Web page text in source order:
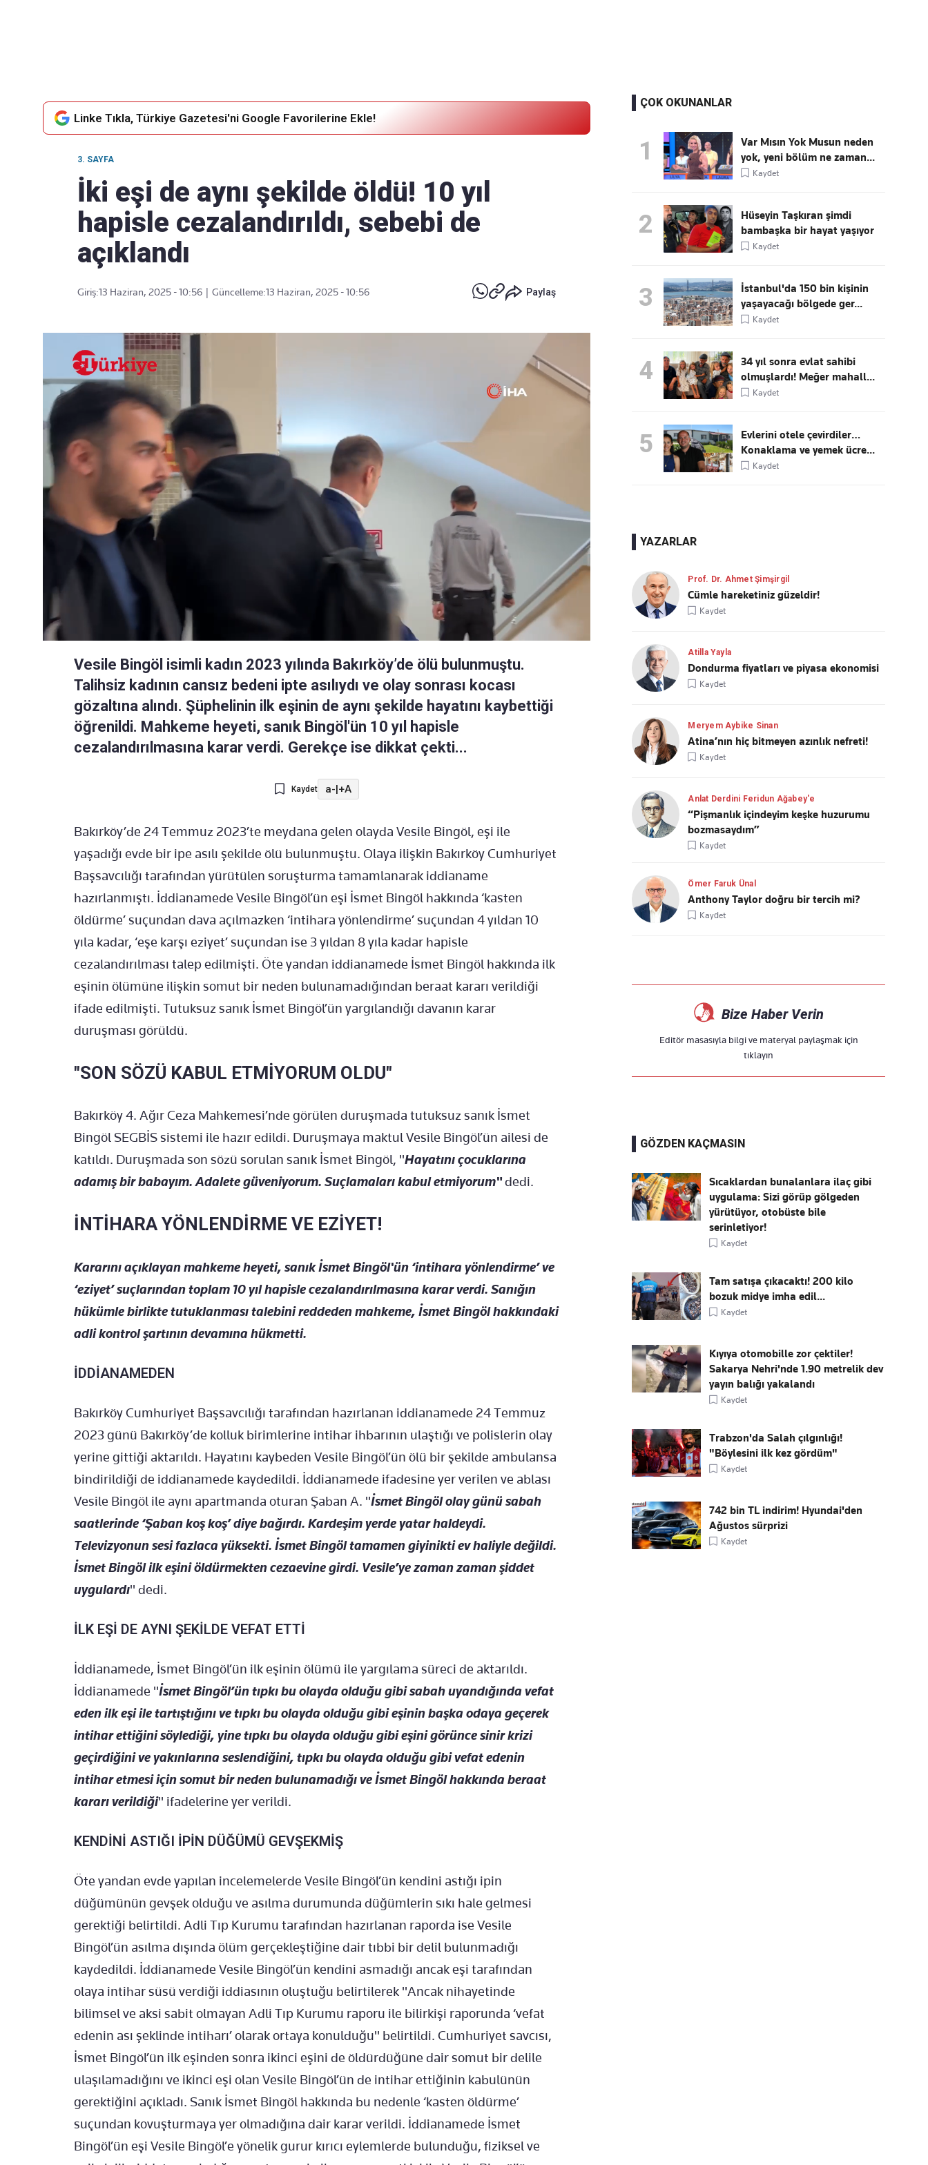
Linke Tıkla, Türkiye Gazetesi'ni Google Favorilerine Ekle!
3. SAYFA
İki eşi de aynı şekilde öldü! 10 yıl
hapisle cezalandırıldı, sebebi de
açıklandı
Giriş:13 Haziran, 2025 - 10:56 Güncelleme:13 Haziran, 2025 - 10:56 Paylaş
Vesile Bingöl isimli kadın 2023 yılında Bakırköy’de ölü bulunmuştu.
Talihsiz kadının cansız bedeni ipte asılıydı ve olay sonrası kocası
gözaltına alındı. Şüphelinin ilk eşinin de aynı şekilde hayatını kaybettiği
öğrenildi. Mahkeme heyeti, sanık Bingöl'ün 10 yıl hapisle
cezalandırılmasına karar verdi. Gerekçe ise dikkat çekti...
Kaydet a-|+A
Bakırköy’de 24 Temmuz 2023’te meydana gelen olayda Vesile Bingöl, eşi ile
yaşadığı evde bir ipe asılı şekilde ölü bulunmuştu. Olaya ilişkin Bakırköy Cumhuriyet
Başsavcılığı tarafından yürütülen soruşturma tamamlanarak iddianame
hazırlanmıştı. İddianamede Vesile Bingöl’ün eşi İsmet Bingöl hakkında ‘kasten
öldürme’ suçundan dava açılmazken ‘intihara yönlendirme’ suçundan 4 yıldan 10
yıla kadar, ‘eşe karşı eziyet’ suçundan ise 3 yıldan 8 yıla kadar hapisle
cezalandırılması talep edilmişti. Öte yandan iddianamede İsmet Bingöl hakkında ilk
eşinin ölümüne ilişkin somut bir neden bulunamadığından beraat kararı verildiği
ifade edilmişti. Tutuksuz sanık İsmet Bingöl’ün yargılandığı davanın karar
duruşması görüldü.
"SON SÖZÜ KABUL ETMİYORUM OLDU"
Bakırköy 4. Ağır Ceza Mahkemesi’nde görülen duruşmada tutuksuz sanık İsmet
Bingöl SEGBİS sistemi ile hazır edildi. Duruşmaya maktul Vesile Bingöl’ün ailesi de
katıldı. Duruşmada son sözü sorulan sanık İsmet Bingöl, "Hayatını çocuklarına
adamış bir babayım. Adalete güveniyorum. Suçlamaları kabul etmiyorum"dedi.
İNTİHARA YÖNLENDİRME VE EZİYET!
Kararını açıklayan mahkeme heyeti, sanık İsmet Bingöl'ün ‘intihara yönlendirme’ ve
‘eziyet’ suçlarından toplam 10 yıl hapisle cezalandırılmasına karar verdi. Sanığın
hükümle birlikte tutuklanması talebini reddeden mahkeme, İsmet Bingöl hakkındaki
adli kontrol şartının devamına hükmetti.
İDDİANAMEDEN
Bakırköy Cumhuriyet Başsavcılığı tarafından hazırlanan iddianamede 24 Temmuz
2023 günü Bakırköy’de kolluk birimlerine intihar ihbarının ulaştığı ve polislerin olay
yerine gittiği aktarıldı. Hayatını kaybeden Vesile Bingöl’ün ölü bir şekilde ambulansa
bindirildiği de iddianamede kaydedildi. İddianamede ifadesine yer verilen ve ablası
Vesile Bingöl ile aynı apartmanda oturan Şaban A. "İsmet Bingöl olay günü sabah
saatlerinde ‘Şaban koş koş’ diye bağırdı. Kardeşim yerde yatar haldeydi.
Televizyonun sesi fazlaca yüksekti. İsmet Bingöl tamamen giyinikti ev haliyle değildi.
İsmet Bingöl ilk eşini öldürmekten cezaevine girdi. Vesile’ye zaman zaman şiddet
uygulardı" dedi.
İLK EŞİ DE AYNI ŞEKİLDE VEFAT ETTİ
İddianamede, İsmet Bingöl’ün ilk eşinin ölümü ile yargılama süreci de aktarıldı.
İddianamede "İsmet Bingöl’ün tıpkı bu olayda olduğu gibi sabah uyandığında vefat
eden ilk eşi ile tartıştığını ve tıpkı bu olayda olduğu gibi eşinin başka odaya geçerek
intihar ettiğini söylediği, yine tıpkı bu olayda olduğu gibi eşini görünce sinir krizi
geçirdiğini ve yakınlarına seslendiğini, tıpkı bu olayda olduğu gibi vefat edenin
intihar etmesi için somut bir neden bulunamadığı ve İsmet Bingöl hakkında beraat
kararı verildiği" ifadelerine yer verildi.
KENDİNİ ASTIĞI İPİN DÜĞÜMÜ GEVŞEKMİŞ
Öte yandan evde yapılan incelemelerde Vesile Bingöl’ün kendini astığı ipin
düğümünün gevşek olduğu ve asılma durumunda düğümlerin sıkı hale gelmesi
gerektiği belirtildi. Adli Tıp Kurumu tarafından hazırlanan raporda ise Vesile
Bingöl’ün asılma dışında ölüm gerçekleştiğine dair tıbbi bir delil bulunmadığı
kaydedildi. İddianamede Vesile Bingöl’ün kendini asmadığı ancak eşi tarafından
olaya intihar süsü verdiği iddiasının oluştuğu belirtilerek "Ancak nihayetinde
bilimsel ve aksi sabit olmayan Adli Tıp Kurumu raporu ile bilirkişi raporunda ‘vefat
edenin ası şeklinde intiharı’ olarak ortaya konulduğu" belirtildi. Cumhuriyet savcısı,
İsmet Bingöl’ün ilk eşinden sonra ikinci eşini de öldürdüğüne dair somut bir delile
ulaşılamadığını ve ikinci eşi olan Vesile Bingöl’ün de intihar ettiğinin kabulünün
gerektiğini açıkladı. Sanık İsmet Bingöl hakkında bu nedenle ‘kasten öldürme’
suçundan kovuşturmaya yer olmadığına dair karar verildi. İddianamede İsmet
Bingöl’ün eşi Vesile Bingöl’e yönelik gurur kırıcı eylemlerde bulunduğu, fiziksel ve
ÇOK OKUNANLAR
1
Var Mısın Yok Musun neden
yok, yeni bölüm ne zaman...
Kaydet
2
Hüseyin Taşkıran şimdi
bambaşka bir hayat yaşıyor
Kaydet
3
İstanbul'da 150 bin kişinin
yaşayacağı bölgede ger...
Kaydet
4
34 yıl sonra evlat sahibi
olmuşlardı! Meğer mahall...
Kaydet
5
Evlerini otele çevirdiler…
Konaklama ve yemek ücre...
Kaydet
YAZARLAR
Prof. Dr. Ahmet Şimşirgil
Cümle hareketiniz güzeldir!
Kaydet
Atilla Yayla
Dondurma fiyatları ve piyasa ekonomisi
Kaydet
Meryem Aybike Sinan
Atina’nın hiç bitmeyen azınlık nefreti!
Kaydet
Anlat Derdini Feridun Ağabey'e
“Pişmanlık içindeyim keşke huzurumu
bozmasaydım”
Kaydet
Ömer Faruk Ünal
Anthony Taylor doğru bir tercih mi?
Kaydet
Bize Haber Verin
Editör masasıyla bilgi ve materyal paylaşmak için
tıklayın
GÖZDEN KAÇMASIN
Sıcaklardan bunalanlara ilaç gibi
uygulama: Sizi görüp gölgeden
yürütüyor, otobüste bile
serinletiyor!
Kaydet
Tam satışa çıkacaktı! 200 kilo
bozuk midye imha edil...
Kaydet
Kıyıya otomobille zor çektiler!
Sakarya Nehri'nde 1.90 metrelik dev
yayın balığı yakalandı
Kaydet
Trabzon'da Salah çılgınlığı!
"Böylesini ilk kez gördüm"
Kaydet
742 bin TL indirim! Hyundai'den
Ağustos sürprizi
Kaydet